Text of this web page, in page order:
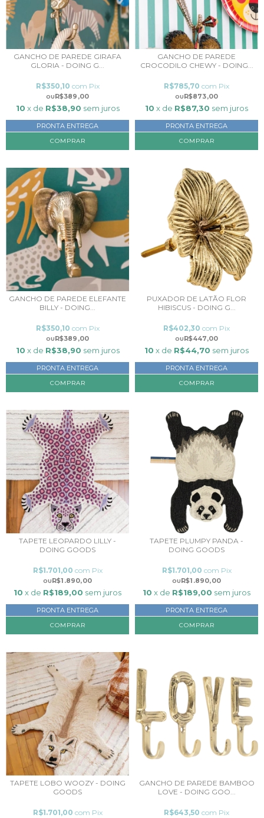
GANCHO DE PAREDE GIRAFA
GLORIA - DOING G...
R$389,00
R$350,10 com Pix
10 x de R$38,90 sem juros
PRONTA ENTREGA
COMPRAR
GANCHO DE PAREDE
CROCODILO CHEWY - DOING...
R$873,00
R$785,70 com Pix
10 x de R$87,30 sem juros
PRONTA ENTREGA
GANCHO DE PAREDE ELEFANTE
BILLY - DOING...
R$389,00
R$350,10 com Pix
10 x de R$38,90 sem juros
PRONTA ENTREGA
PUXADOR DE LATÃO FLOR
HIBISCUS - DOING G...
R$447,00
R$402,30 com Pix
10 x de R$44,70 sem juros
PRONTA ENTREGA
TAPETE LEOPARDO LILLY -
DOING GOODS
R$1.890,00
R$1.701,00 com Pix
10 x de R$189,00 sem juros
PRONTA ENTREGA
COMPRAR
TAPETE PLUMPY PANDA -
DOING GOODS
R$1.890,00
R$1.701,00 com Pix
10 x de R$189,00 sem juros
PRONTA ENTREGA
COMPRAR
TAPETE LOBO WOOZY - DOING
GOODS
R$1.701,00 com Pix
GANCHO DE PAREDE BAMBOO
LOVE - DOING GOO...
R$643,50 com Pix